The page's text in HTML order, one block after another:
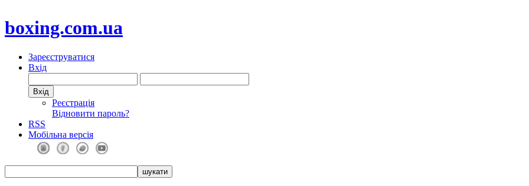
boxing.com.ua
Зареєструватися
Вхід
Реєстрація
Відновити пароль?
RSS
Мобільна версія